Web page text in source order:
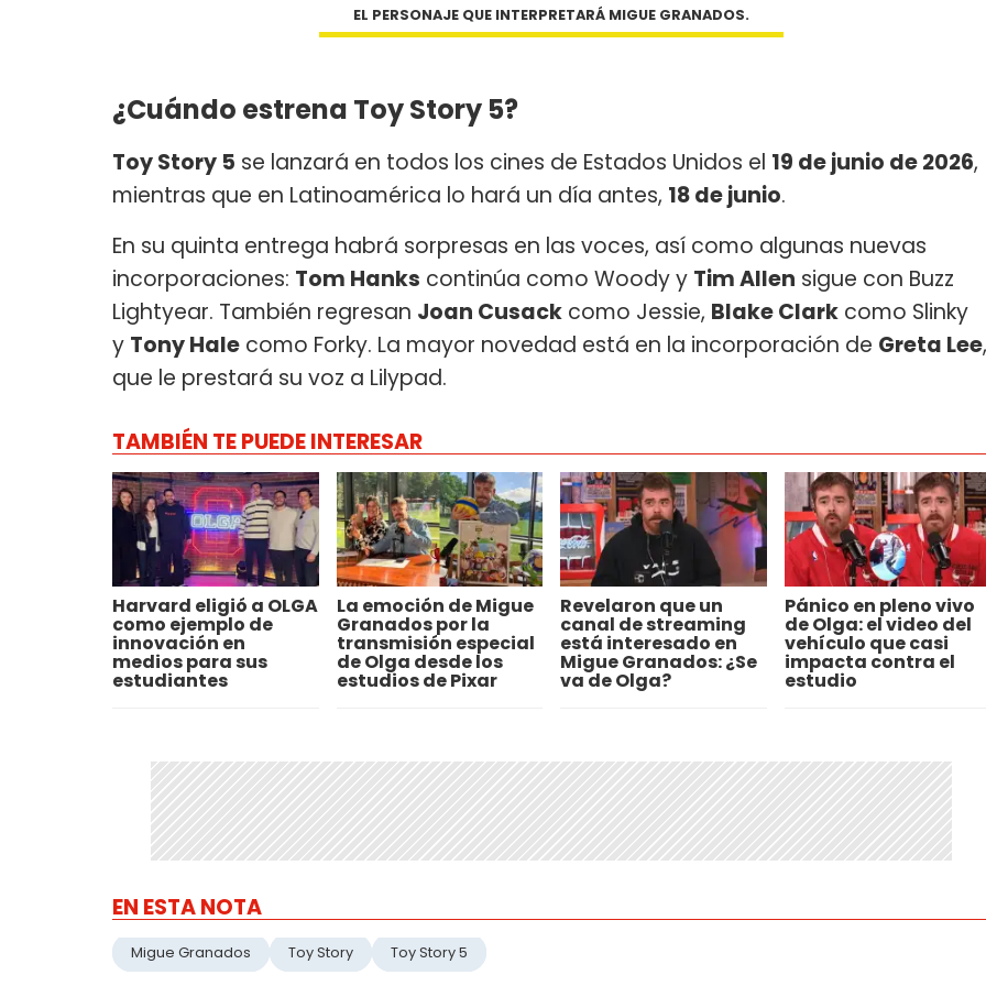
EL PERSONAJE QUE INTERPRETARÁ MIGUE GRANADOS.
¿Cuándo estrena Toy Story 5?
Toy Story 5 se lanzará en todos los cines de Estados Unidos el 19 de junio de 2026,
mientras que en Latinoamérica lo hará un día antes, 18 de junio.
En su quinta entrega habrá sorpresas en las voces, así como algunas nuevas
incorporaciones: Tom Hanks continúa como Woody y Tim Allen sigue con Buzz
Lightyear. También regresan Joan Cusack como Jessie, Blake Clark como Slinky
y Tony Hale como Forky. La mayor novedad está en la incorporación de Greta Lee,
que le prestará su voz a Lilypad.
TAMBIÉN TE PUEDE INTERESAR
Harvard eligió a OLGA
como ejemplo de
innovación en
medios para sus
estudiantes
La emoción de Migue
Granados por la
transmisión especial
de Olga desde los
estudios de Pixar
Revelaron que un
canal de streaming
está interesado en
Migue Granados: ¿Se
va de Olga?
Pánico en pleno vivo
de Olga: el video del
vehículo que casi
impacta contra el
estudio
EN ESTA NOTA
Migue Granados Toy Story Toy Story 5